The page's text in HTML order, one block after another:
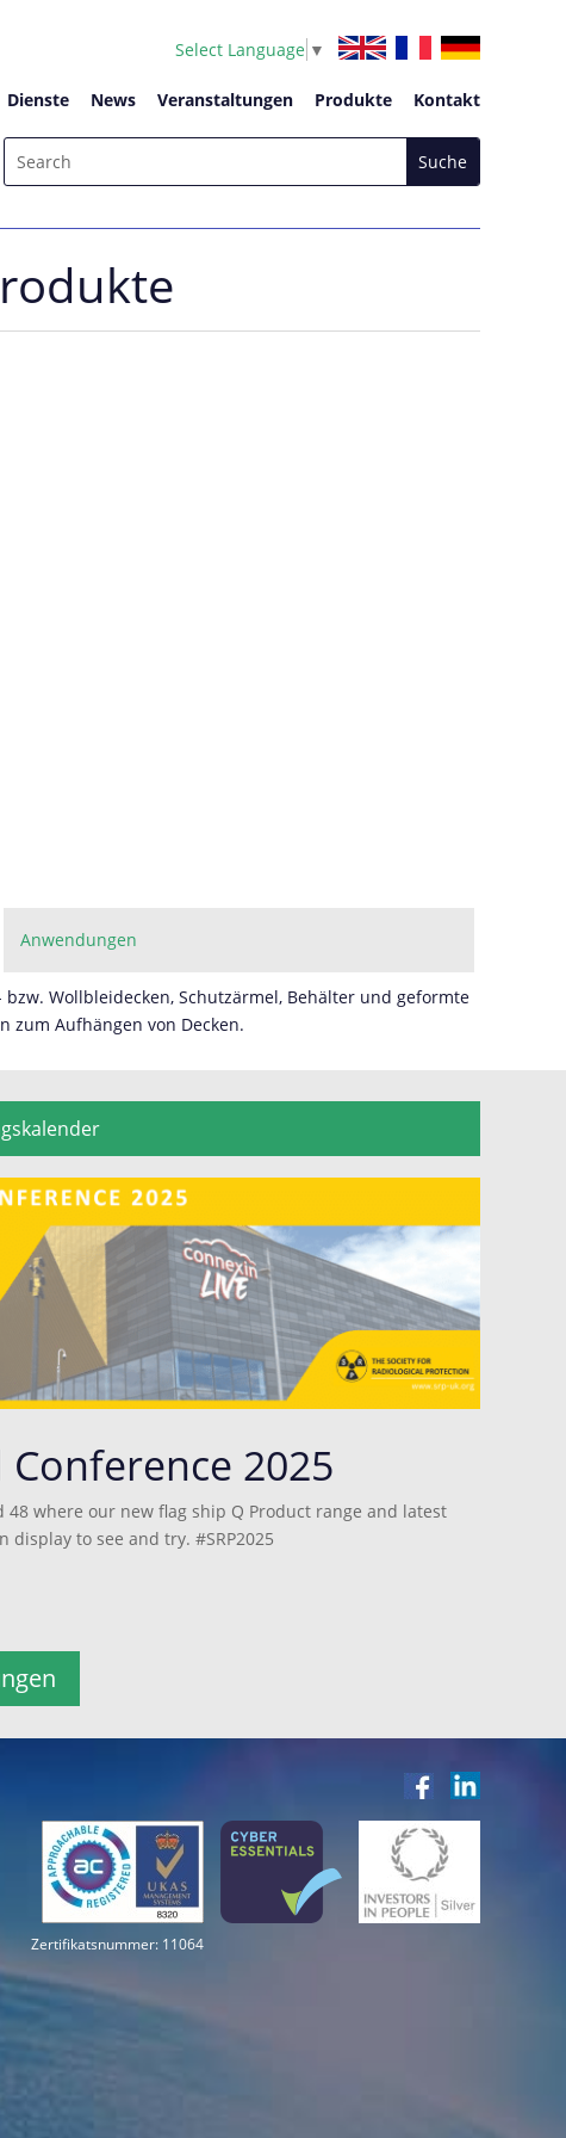
Select Language ▼
Dienste News Veranstaltungen Produkte Kontakt
Anwendungen
Wollbleidecken, Schutzärmel, Behälter und geformte
zum Aufhängen von Decken.
Conference 2025
48 where our new flag ship Q Product range and latest
to see and try. #SRP2025
Zertifikatsnummer: 11064